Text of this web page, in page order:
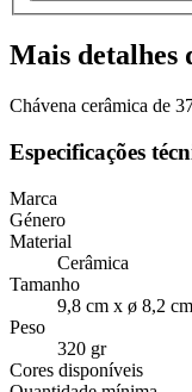
Mais detalhes
Chávena cerâmica de
Especificações
Marca
Género
Material
Cerâmica
Tamanho
9,8 cm x ø 8,2 cm
Peso
320 gr
Cores disponíveis